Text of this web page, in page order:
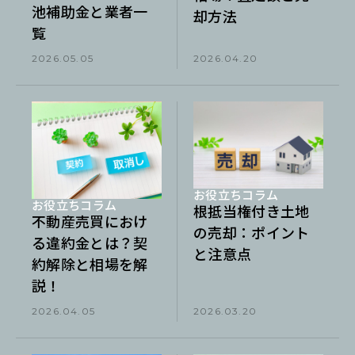
池補助金と業者一
覧
2026.05.05
却方法
2026.04.20
お役立ちコラム
不動産売買におけ
る違約金とは？契
約解除と相場を解
説！
2026.04.05
お役立ちコラム
根抵当権付き土地
の売却：ポイント
と注意点
2026.03.20